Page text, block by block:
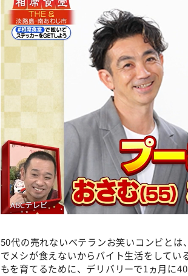
50代の売れないベテランお笑いコンビと
でメシが食えないからバイト生活をして
もを育てるために、デリバリーで1ヵ月に